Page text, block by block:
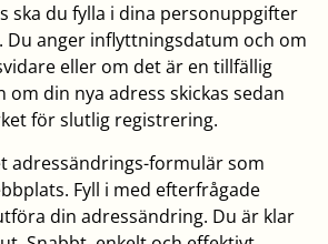
ska du fylla i dina personuppgifter
Du anger inflyttningsdatum och om
eller om det är en tillfällig
din nya adress skickas sedan
för slutlig registrering.
adressändrings-formulär som
Fyll i med efterfrågade
din adressändring. Du är klar